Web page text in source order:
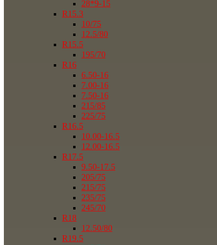
28*9-15
R15.3
10/75
12.5/80
R15.5
195/70
R16
6.50-16
7.00-16
7.50-16
215/85
225/75
R16.5
10.00-16.5
12.00-16.5
R17.5
9.50-17.5
205/75
215/75
235/75
245/70
R18
12.50/80
R19.5